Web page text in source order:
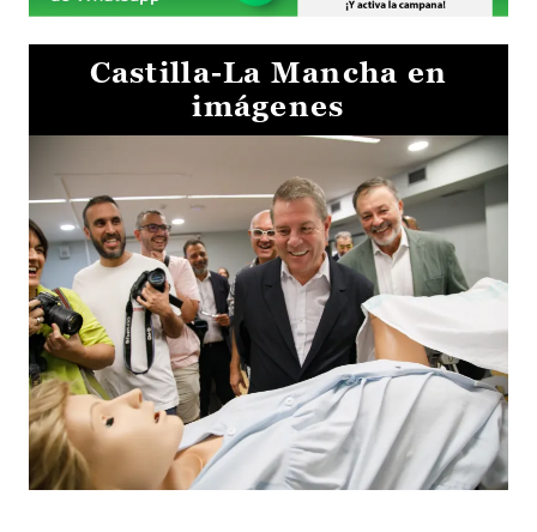
Castilla-La Mancha en
imágenes